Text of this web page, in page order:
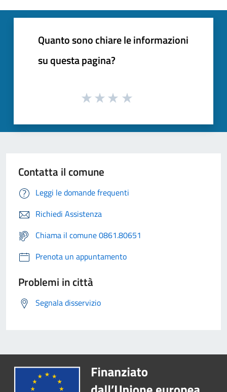
Quanto sono chiare le informazioni
su questa pagina?
Contatta il comune
Leggi le domande frequenti
Richiedi Assistenza
Chiama il comune 0861.80651
Prenota un appuntamento
Problemi in città
Segnala disservizio